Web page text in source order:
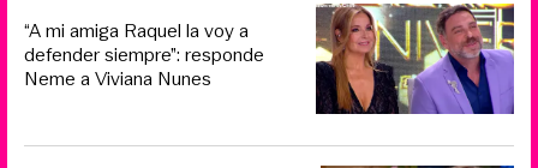
“A mi amiga Raquel la voy a
defender siempre”: responde
Neme a Viviana Nunes